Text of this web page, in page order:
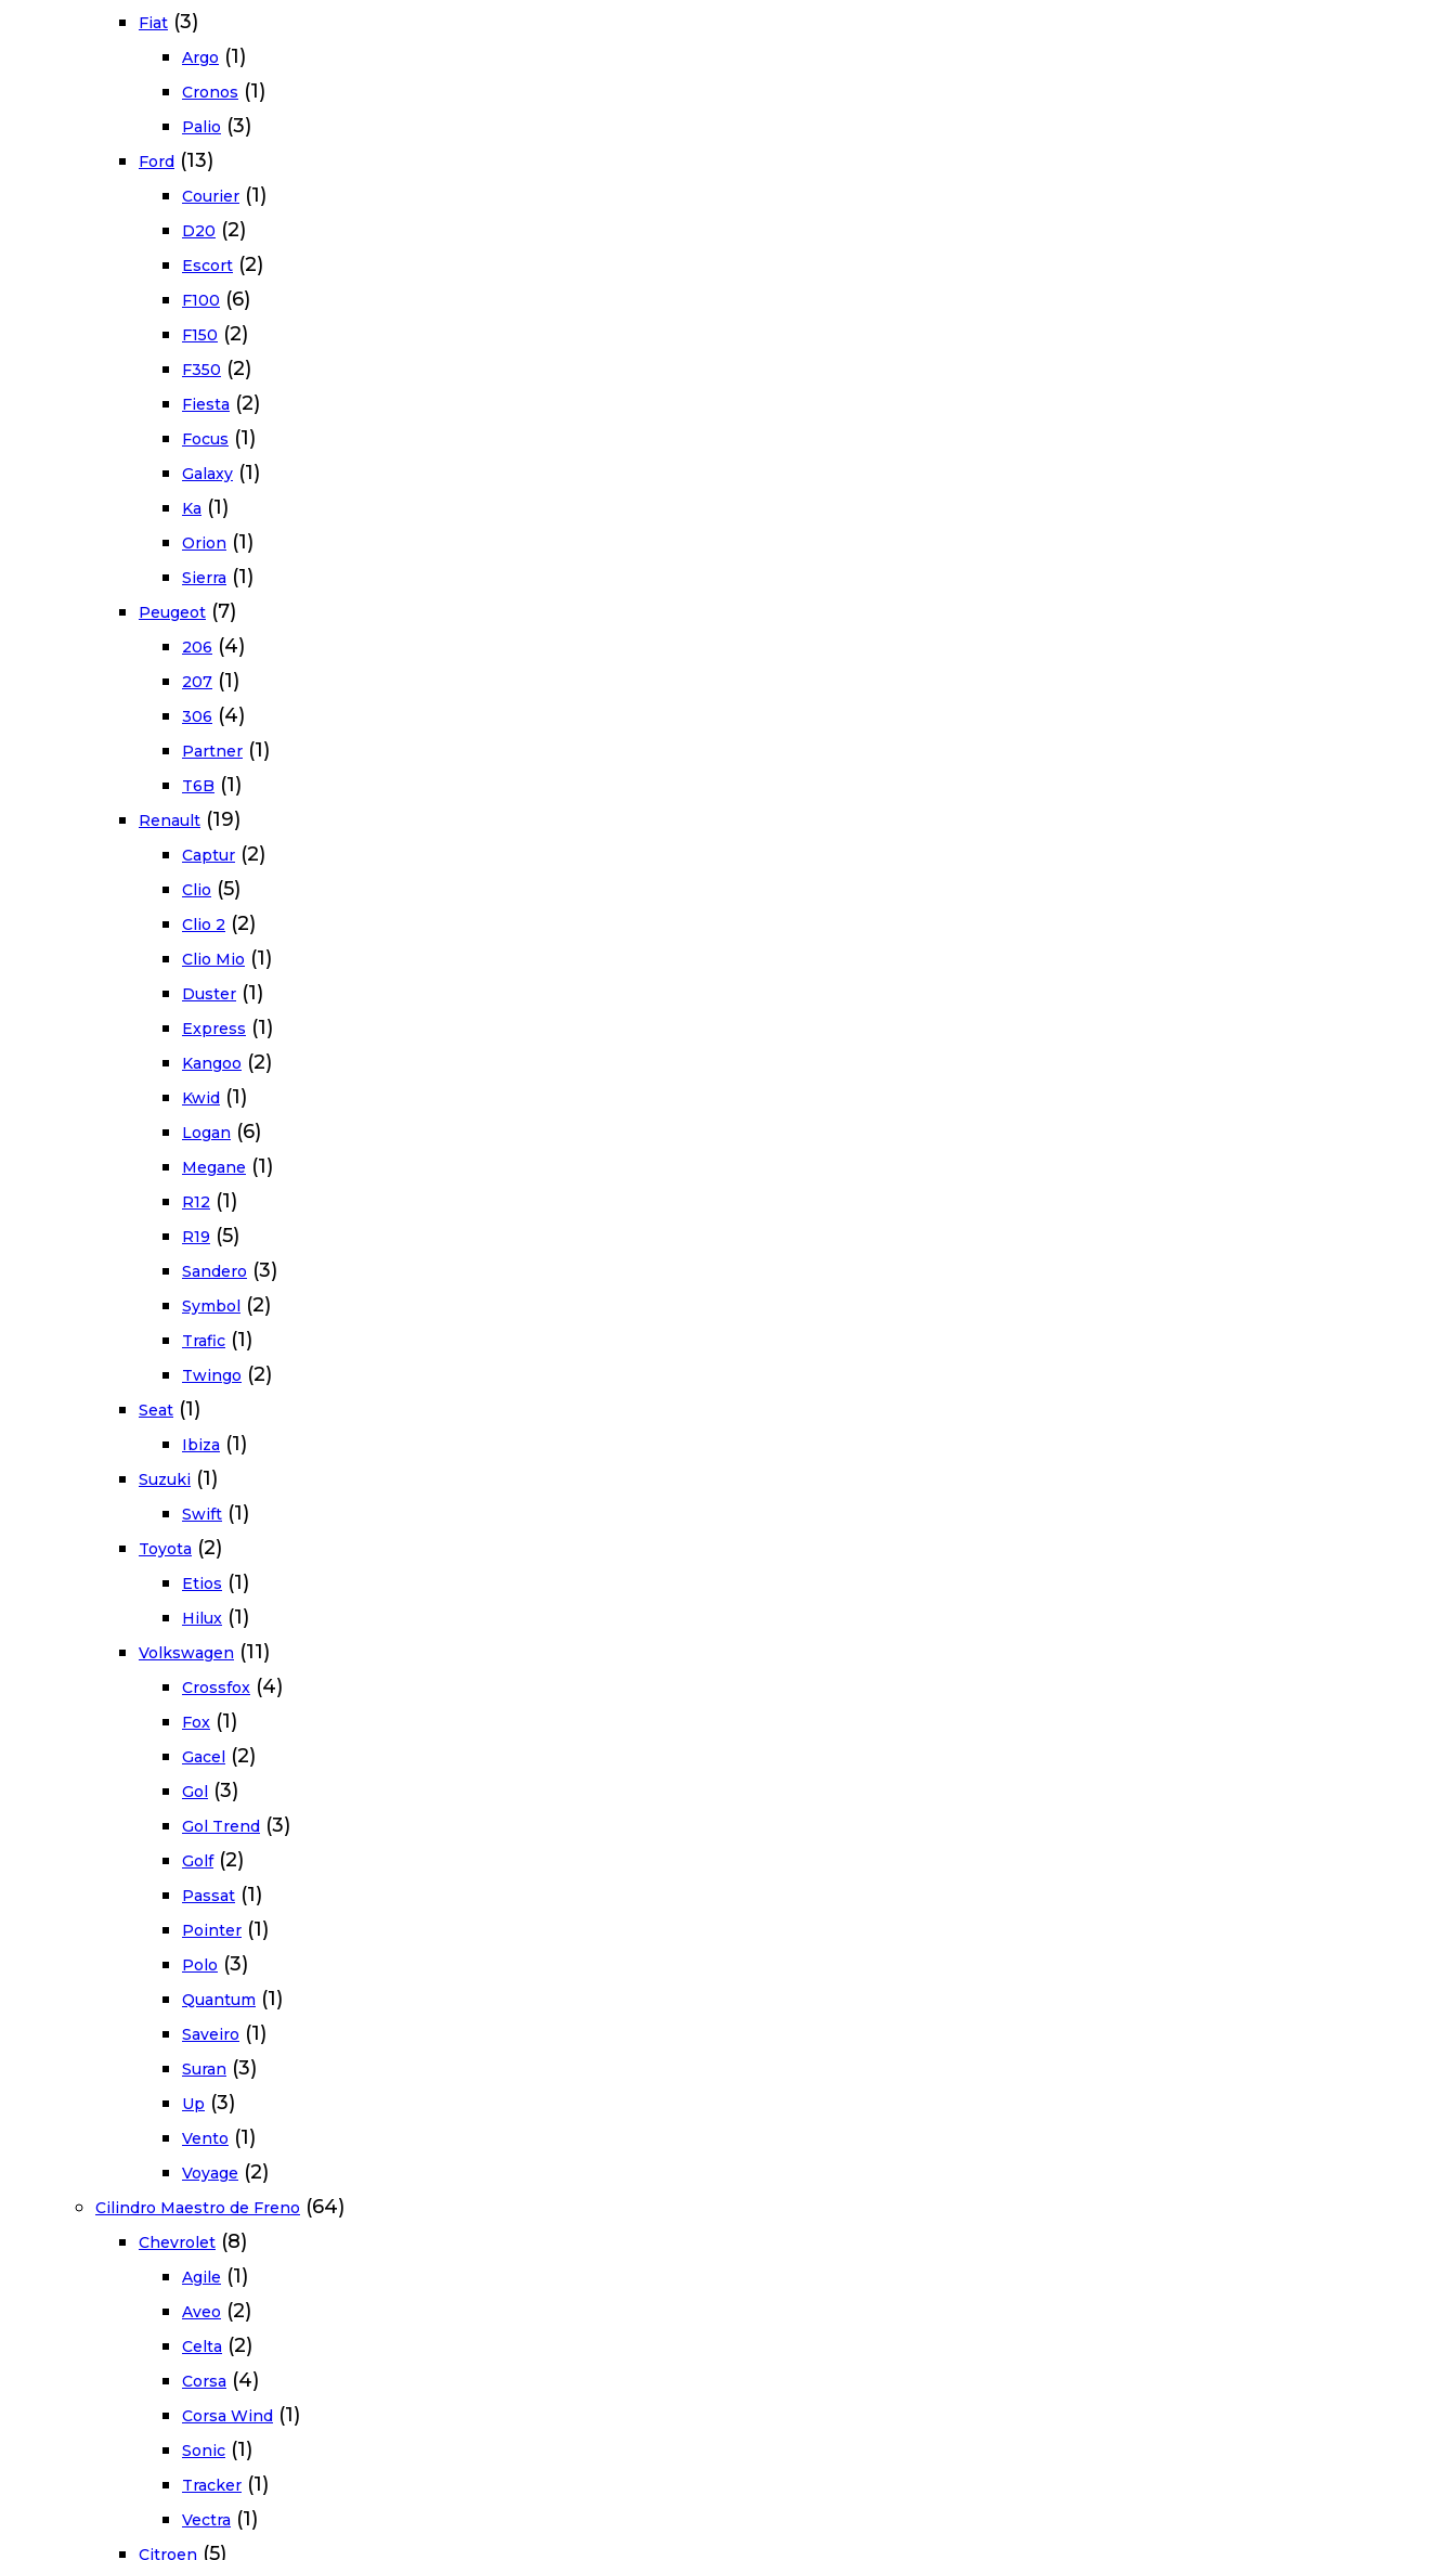
Fiat (3)
Argo (1)
Cronos (1)
Palio (3)
Ford (13)
Courier (1)
D20 (2)
Escort (2)
F100 (6)
F150 (2)
F350 (2)
Fiesta (2)
Focus (1)
Galaxy (1)
Ka (1)
Orion (1)
Sierra (1)
Peugeot (7)
206 (4)
207 (1)
306 (4)
Partner (1)
T6B (1)
Renault (19)
Captur (2)
Clio (5)
Clio 2 (2)
Clio Mio (1)
Duster (1)
Express (1)
Kangoo (2)
Kwid (1)
Logan (6)
Megane (1)
R12 (1)
R19 (5)
Sandero (3)
Symbol (2)
Trafic (1)
Twingo (2)
Seat (1)
Ibiza (1)
Suzuki (1)
Swift (1)
Toyota (2)
Etios (1)
Hilux (1)
Volkswagen (11)
Crossfox (4)
Fox (1)
Gacel (2)
Gol (3)
Gol Trend (3)
Golf (2)
Passat (1)
Pointer (1)
Polo (3)
Quantum (1)
Saveiro (1)
Suran (3)
Up (3)
Vento (1)
Voyage (2)
Cilindro Maestro de Freno (64)
Chevrolet (8)
Agile (1)
Aveo (2)
Celta (2)
Corsa (4)
Corsa Wind (1)
Sonic (1)
Tracker (1)
Vectra (1)
Citroen (5)